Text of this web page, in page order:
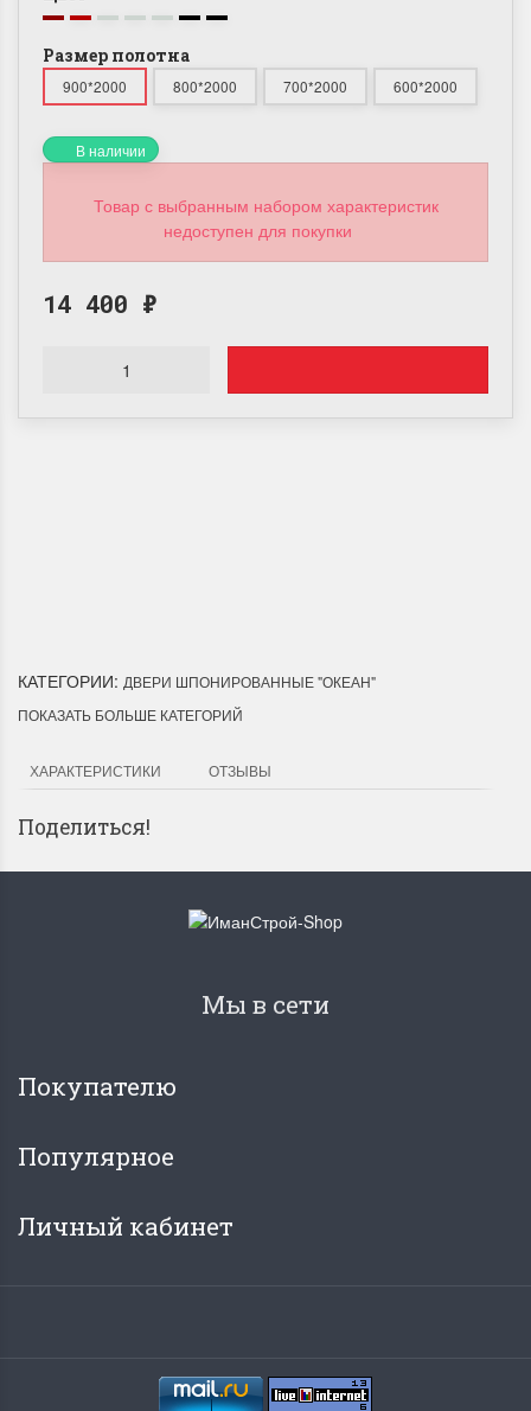
Размер полотна
900*2000 800*2000 700*2000 600*2000
В наличии
Товар с выбранным набором характеристик
недоступен для покупки
14 400 ₽
КАТЕГОРИИ: ДВЕРИ ШПОНИРОВАННЫЕ "ОКЕАН"
ПОКАЗАТЬ БОЛЬШЕ КАТЕГОРИЙ
ХАРАКТЕРИСТИКИ ОТЗЫВЫ
Поделиться!
Мы в сети
Покупателю
Популярное
Личный кабинет